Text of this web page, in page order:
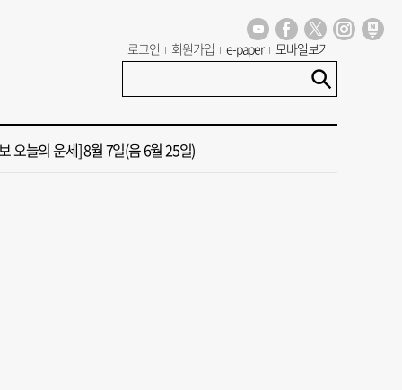
로그인 회원가입 e-paper 모바일보기
했는데, 또"…퇴임 앞두고 가짜 청첩장 뿌린 초등 교장 송치
보 오늘의 운세] 8월 7일(음 6월 25일)
오늘의 운세] 8월 5일(음 6월 23일)